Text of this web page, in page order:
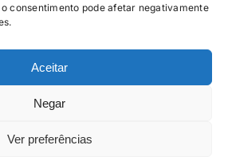
consentimento pode afetar negativamente
Aceitar
Negar
Ver preferências
Todos os direitos reservados | SAC